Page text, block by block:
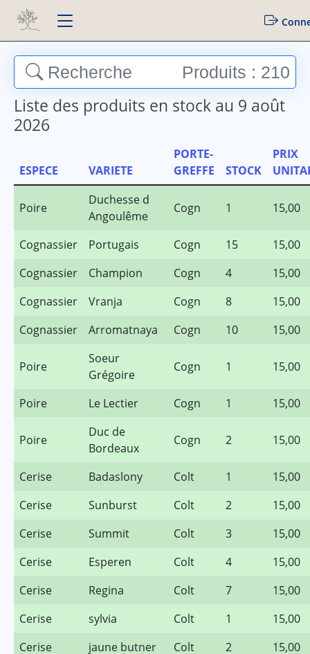
Recherche Produits : 210
Liste des produits en stock au 9 août
2026
ESPECE VARIETE
PORTE-
GREFFE
STOCK
PRIX
Poire
Duchesse d
Angoulême
Cogn 1 15,00
Cognassier Portugais Cogn 15
15,00
Cognassier
Champion Cogn 4
15,00
Cognassier
Vranja Cogn 8
15,00
Cognassier
Arromatnaya Cogn 10 15,00
Poire
Soeur
Grégoire
Cogn 1 15,00
Poire Le Lectier Cogn 1 15,00
Poire
Duc de
Bordeaux
Cogn 2 15,00
Cerise Badaslony Colt 1
15,00
Cerise
Sunburst Colt 2
15,00
Cerise
Summit Colt 3
15,00
Cerise
Esperen Colt 4
15,00
Cerise
Regina Colt 7
15,00
Cerise
sylvia Colt 1
15,00
Cerise
jaune butner Colt 2 15,00